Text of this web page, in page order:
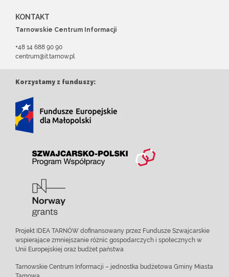
KONTAKT
Tarnowskie Centrum Informacji
+48 14 688 90 90
centrum@it.tarnow.pl
Korzystamy z funduszy:
Projekt IDEA TARNÓW dofinansowany przez Fundusze Szwajcarskie
wspierające zmniejszanie różnic gospodarczych i społecznych w
Unii Europejskiej oraz budżet państwa
Tarnowskie Centrum Informacji – jednostka budżetowa Gminy Miasta